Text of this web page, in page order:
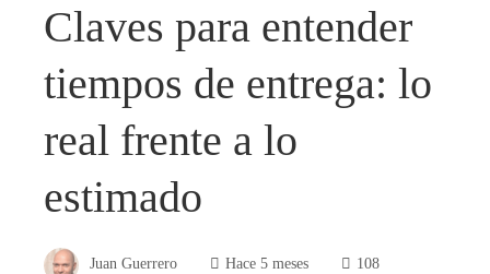
Claves para entender
tiempos de entrega: lo
real frente a lo
estimado
Juan Guerrero Hace 5 meses 108